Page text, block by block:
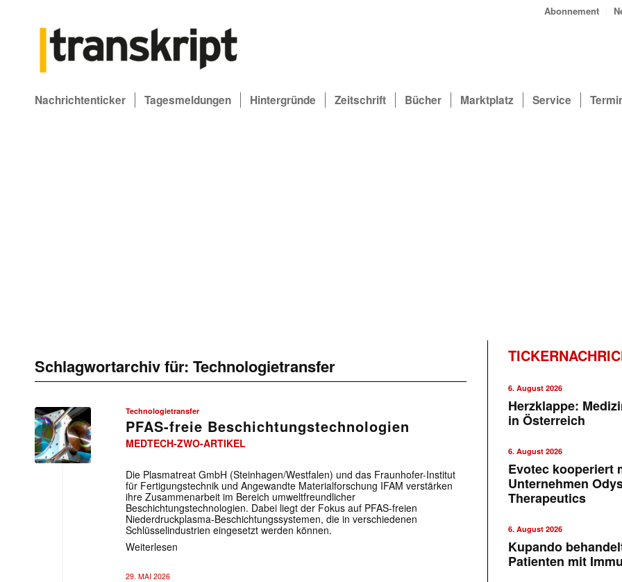
Abonnement
Nachrichtenticker Tagesmeldungen Hintergründe Zeitschrift Bücher Marktplatz Service
Schlagwortarchiv für: Technologietransfer
Technologietransfer
PFAS-freie Beschichtungstechnologien
MEDTECH-ZWO-ARTIKEL
Die Plasmatreat GmbH (Steinhagen/Westfalen) und das Fraunhofer-Institut
für Fertigungstechnik und Angewandte Materialforschung IFAM verstärken
ihre Zusammenarbeit im Bereich umweltfreundlicher
Beschichtungstechnologien. Dabei liegt der Fokus auf PFAS-freien
Niederdruckplasma-Beschichtungssystemen, die in verschiedenen
Schlüsselindustrien eingesetzt werden können.
Weiterlesen
29. MAI 2026
6. August 2026
Herzklappe:
in Österreich
6. August 2026
Evotec kooperiert
Unternehmen
Therapeutics
6. August 2026
Kupando
Patienten mit